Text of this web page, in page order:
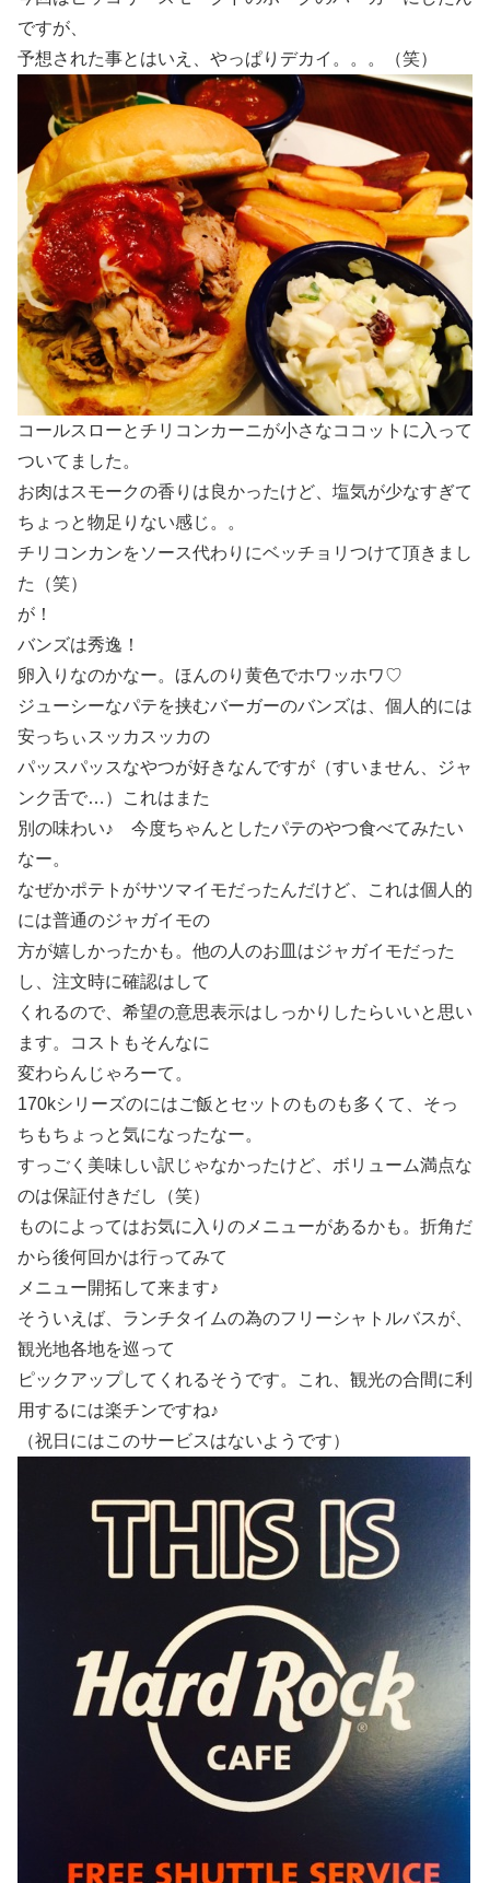
ですが、
予想された事とはいえ、やっぱりデカイ。。。（笑）
コールスローとチリコンカーニが小さなココットに入って
ついてました。
お肉はスモークの香りは良かったけど、塩気が少なすぎて
ちょっと物足りない感じ。。
チリコンカンをソース代わりにベッチョリつけて頂きまし
た（笑）
が！
バンズは秀逸！
卵入りなのかなー。ほんのり黄色でホワッホワ♡
ジューシーなパテを挟むバーガーのバンズは、個人的には
安っちぃスッカスッカの
パッスパッスなやつが好きなんですが（すいません、ジャ
ンク舌で…）これはまた
別の味わい♪ 今度ちゃんとしたパテのやつ食べてみたい
なー。
なぜかポテトがサツマイモだったんだけど、これは個人的
には普通のジャガイモの
方が嬉しかったかも。他の人のお皿はジャガイモだった
し、注文時に確認はして
くれるので、希望の意思表示はしっかりしたらいいと思い
ます。コストもそんなに
変わらんじゃろーて。
170kシリーズのにはご飯とセットのものも多くて、そっ
ちもちょっと気になったなー。
すっごく美味しい訳じゃなかったけど、ボリューム満点な
のは保証付きだし（笑）
ものによってはお気に入りのメニューがあるかも。折角だ
から後何回かは行ってみて
メニュー開拓して来ます♪
そういえば、ランチタイムの為のフリーシャトルバスが、
観光地各地を巡って
ピックアップしてくれるそうです。これ、観光の合間に利
用するには楽チンですね♪
（祝日にはこのサービスはないようです）